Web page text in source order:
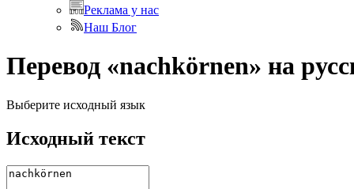
Реклама у нас
Наш Блог
Перевод «nachkörnen» на
Выберите исходный язык
Исходный текст